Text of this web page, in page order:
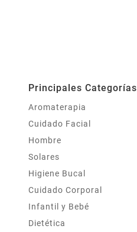
Principales Categorías
Aromaterapia
Cuidado Facial
Hombre
Solares
Higiene Bucal
Cuidado Corporal
Infantil y Bebé
Dietética